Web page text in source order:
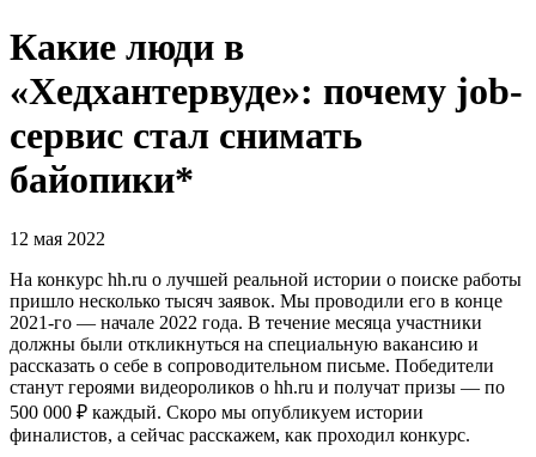
Какие люди в
«Хедхантервуде»: почему job-
сервис стал снимать
байопики*
12 мая 2022
На конкурс hh.ru о лучшей реальной истории о поиске работы
пришло несколько тысяч заявок. Мы проводили его в конце
2021-го — начале 2022 года. В течение месяца участники
должны были откликнуться на специальную вакансию и
рассказать о себе в сопроводительном письме. Победители
станут героями видеороликов о hh.ru и получат призы — по
500 000 ₽ каждый. Скоро мы опубликуем истории
финалистов, а сейчас расскажем, как проходил конкурс.